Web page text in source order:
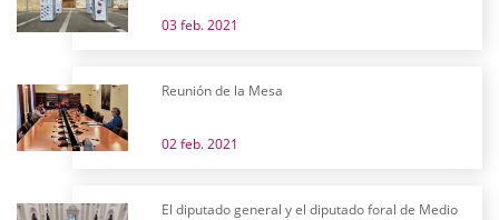
03 feb. 2021
Reunión de la Mesa
02 feb. 2021
El diputado general y el diputado foral de Medio